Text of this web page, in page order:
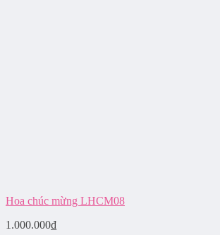
Hoa chúc mừng LHCM08
1.000.000₫